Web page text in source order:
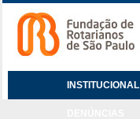
INSTITUCIONAL